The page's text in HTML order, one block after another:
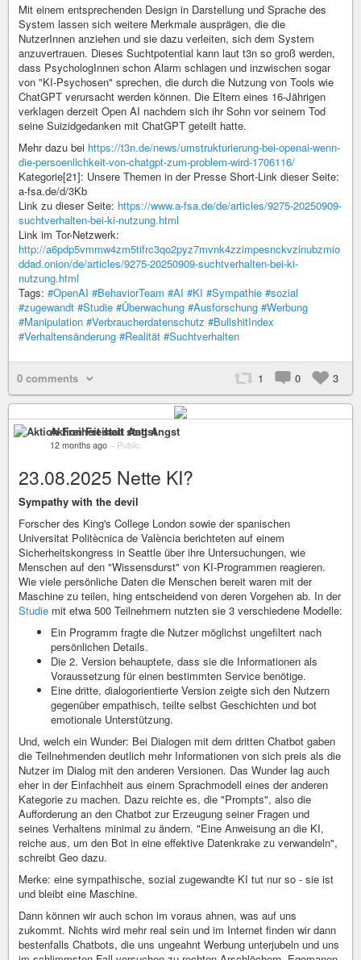
Mit einem entsprechenden Design in Darstellung und Sprache des
System lassen sich weitere Merkmale ausprägen, die die
NutzerInnen anziehen und sie dazu verleiten, sich dem System
anzuvertrauen. Dieses Suchtpotential kann laut t3n so groß werden,
dass PsychologInnen schon Alarm schlagen und inzwischen sogar
von "KI-Psychosen" sprechen, die durch die Nutzung von Tools wie
ChatGPT verursacht werden können. Die Eltern eines 16-Jährigen
verklagen derzeit Open AI nachdem sich ihr Sohn vor seinem Tod
seine Suizidgedanken mit ChatGPT geteilt hatte.
Mehr dazu bei https://t3n.de/news/umstrukturierung-bei-openai-wenn-
die-persoenlichkeit-von-chatgpt-zum-problem-wird-1706116/
Kategorie[21]: Unsere Themen in der Presse Short-Link dieser Seite:
a-fsa.de/d/3Kb
Link zu dieser Seite: https://www.a-fsa.de/de/articles/9275-20250909-
suchtverhalten-bei-ki-nutzung.html
Link im Tor-Netzwerk:
http://a6pdp5vmmw4zm5tifrc3qo2pyz7mvnk4zzimpesnckvzinubzmio
ddad.onion/de/articles/9275-20250909-suchtverhalten-bei-ki-
nutzung.html
Tags: #OpenAI #BehaviorTeam #AI #KI #Sympathie #sozial
#zugewandt #Studie #Überwachung #Ausforschung #Werbung
#Manipulation #Verbraucherdatenschutz #BullshitIndex
#Verhaltensänderung #Realität #Suchtverhalten
0 comments 1 0 3
Aktion Freiheit statt Angst
12 months ago – Public
23.08.2025 Nette KI?
Sympathy with the devil
Forscher des King's College London sowie der spanischen
Universitat Politècnica de València berichteten auf einem
Sicherheitskongress in Seattle über ihre Untersuchungen, wie
Menschen auf den "Wissensdurst" von KI-Programmen reagieren.
Wie viele persönliche Daten die Menschen bereit waren mit der
Maschine zu teilen, hing entscheidend von deren Vorgehen ab. In der
Studie mit etwa 500 Teilnehmern nutzten sie 3 verschiedene Modelle:
Ein Programm fragte die Nutzer möglichst ungefiltert nach
persönlichen Details.
Die 2. Version behauptete, dass sie die Informationen als
Voraussetzung für einen bestimmten Service benötige.
Eine dritte, dialogorientierte Version zeigte sich den Nutzern
gegenüber empathisch, teilte selbst Geschichten und bot
emotionale Unterstützung.
Und, welch ein Wunder: Bei Dialogen mit dem dritten Chatbot gaben
die Teilnehmenden deutlich mehr Informationen von sich preis als die
Nutzer im Dialog mit den anderen Versionen. Das Wunder lag auch
eher in der Einfachheit aus einem Sprachmodell eines der anderen
Kategorie zu machen. Dazu reichte es, die "Prompts", also die
Aufforderung an den Chatbot zur Erzeugung seiner Fragen und
seines Verhaltens minimal zu ändern. "Eine Anweisung an die KI,
reiche aus, um den Bot in eine effektive Datenkrake zu verwandeln",
schreibt Geo dazu.
Merke: eine sympathische, sozial zugewandte KI tut nur so - sie ist
und bleibt eine Maschine.
Dann können wir auch schon im voraus ahnen, was auf uns
zukommt. Nichts wird mehr real sein und im Internet finden wir dann
bestenfalls Chatbots, die uns ungeahnt Werbung unterjubeln und uns